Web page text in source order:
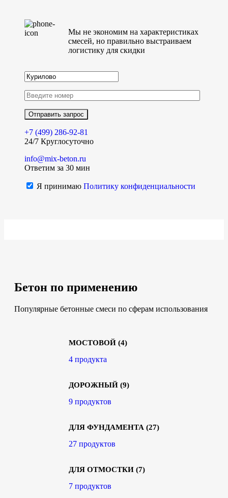
Мы не экономим на характеристиках
смесей, но правильно выстраиваем
логистику для скидки
+7 (499) 286-92-81
24/7 Круглосуточно
info@mix-beton.ru
Ответим за 30 мин
Я принимаю Политику конфиденциальности
Бетон по применению
Популярные бетонные смеси по сферам использования
МОСТОВОЙ (4)
4 продукта
ДОРОЖНЫЙ (9)
9 продуктов
ДЛЯ ФУНДАМЕНТА (27)
27 продуктов
ДЛЯ ОТМОСТКИ (7)
7 продуктов